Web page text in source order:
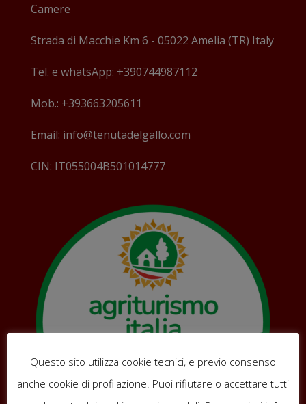
Camere
Strada di Macchie Km 6 - 05022 Amelia (TR) Italy
Tel. e whatsApp: +390744987112
Mob.: +393663205611
Email: info@tenutadelgallo.com
CIN: IT055004B501014777
Questo sito utilizza cookie tecnici, e previo consenso
anche cookie di profilazione. Puoi rifiutare o accettare tutti